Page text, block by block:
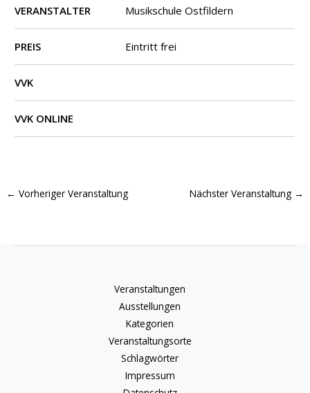
VERANSTALTER Musikschule Ostfildern
PREIS Eintritt frei
VVK
VVK ONLINE
← Vorheriger Veranstaltung Nächster Veranstaltung →
Veranstaltungen
Ausstellungen
Kategorien
Veranstaltungsorte
Schlagwörter
Impressum